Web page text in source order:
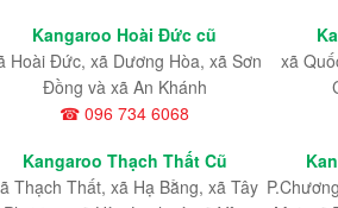
Kangaroo Hoài Đức cũ
Hoài Đức, xã Dương Hòa, xã Sơn
Đồng và xã An Khánh
☎ 096 734 6068
xã
Kangaroo Thạch Thất Cũ
Thạch Thất, xã Hạ Bằng, xã Tây